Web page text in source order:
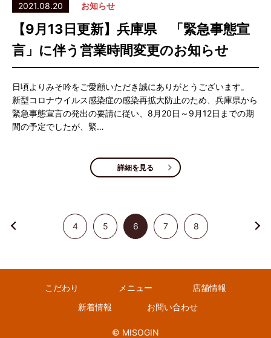
2021.08.20 お知らせ
【9月13日更新】兵庫県 「緊急事態宣
言」に伴う営業時間変更のお知らせ
日頃よりみそ吟をご愛顧いただき誠にありがとうございます。
新型コロナウイルス感染症の感染再拡大防止のため、兵庫県から
緊急事態宣言の発出の要請に従い、8月20日～9月12日までの期
間の予定でしたが、緊…
詳細を見る
4 5 6 7 8
こだわり メニュー
店舗情報
新着情報
お問い合わせ
© MISOGIN